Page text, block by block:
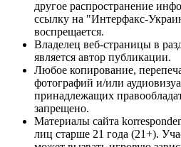
другое распространение
ссылку на "Интерфакс-
воспрещается.
Владелец веб-страницы в
является автор публикации.
Любое копирование,
фотографий и/или
принадлежащих
запрещено.
Материалы сайта
лиц старше 21 года (21+).